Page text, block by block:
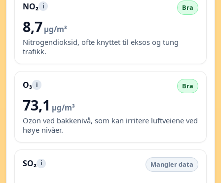
NO₂ i Bra
8,7 µg/m³
Nitrogendioksid, ofte knyttet til eksos og tung
trafikk.
O₃ i Bra
73,1 µg/m³
Ozon ved bakkenivå, som kan irritere luftveiene ved
høye nivåer.
SO₂ i Mangler data